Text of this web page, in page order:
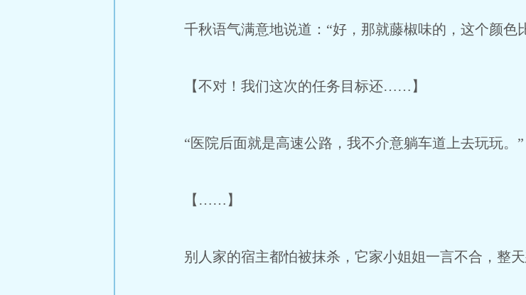
千秋语气满意地说道：“好，那就藤椒味的，这个颜色
【不对！我们这次的任务目标还……】
“医院后面就是高速公路，我不介意躺车道上去玩玩。”
【……】
别人家的宿主都怕被抹杀，它家小姐姐一言不合，整天